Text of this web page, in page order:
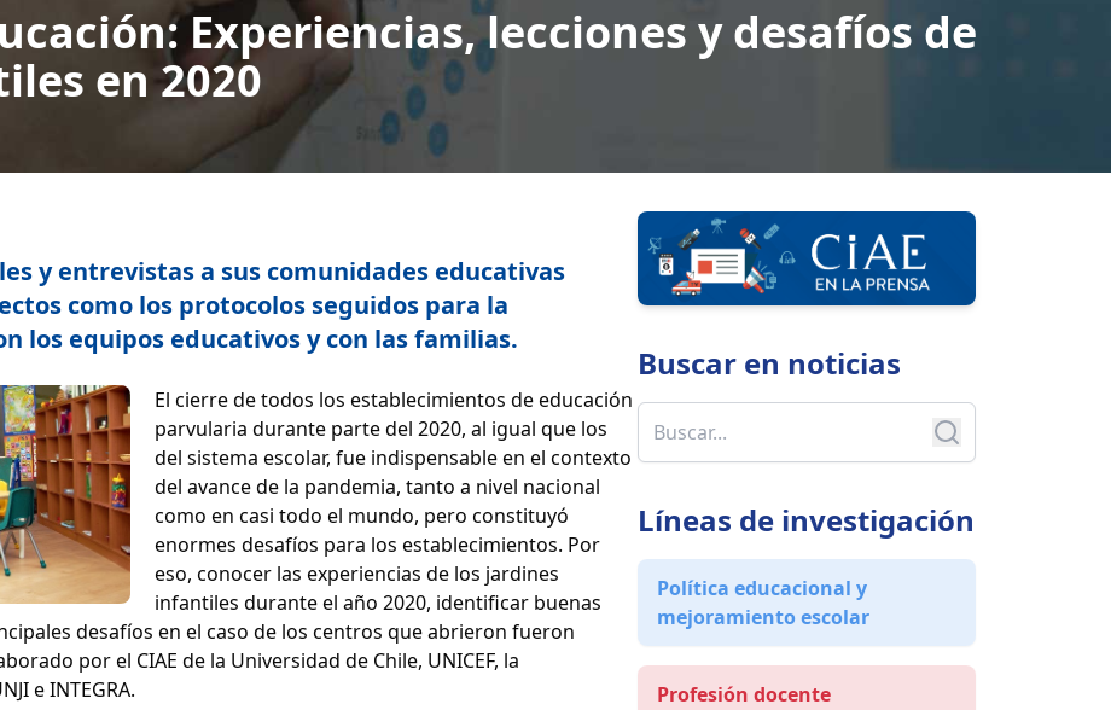
Experiencias, lecciones y desafíos de
en 2020
y entrevistas a sus comunidades educativas
como los protocolos seguidos para la
los equipos educativos y con las familias.
El cierre de todos los establecimientos de educación
parvularia durante parte del 2020, al igual que los
del sistema escolar, fue indispensable en el contexto
del avance de la pandemia, tanto a nivel nacional
como en casi todo el mundo, pero constituyó
enormes desafíos para los establecimientos. Por
eso, conocer las experiencias de los jardines
infantiles durante el año 2020, identificar buenas
desafíos en el caso de los centros que abrieron fueron
por el CIAE de la Universidad de Chile, UNICEF, la
e INTEGRA.
Buscar en noticias
Líneas de investigación
Política educacional y
mejoramiento escolar
Profesión docente